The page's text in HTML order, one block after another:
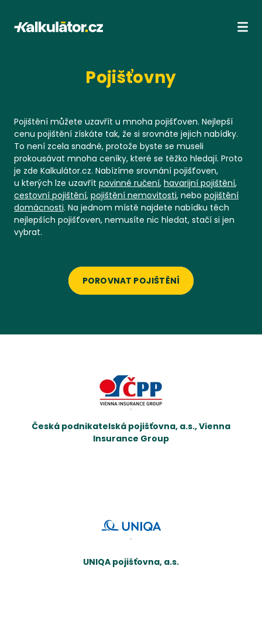
Kalkulátor.cz
Pojišťovny
Pojištění můžete uzavřít u mnoha pojišťoven. Nejlepší
cenu pojištění získáte tak, že si srovnáte jejich nabídky.
To není zcela snadné, protože byste se museli
prokousávat mnoha ceníky, které se těžko hledají. Proto
je zde Kalkulátor.cz. Nabízíme srovnání pojišťoven,
u kterých lze uzavřít povinné ručení, havarijní pojištění,
cestovní pojištění, pojištění nemovitosti, nebo pojištění
domácnosti. Na jednom místě najdete nabídku těch
nejlepších pojišťoven, nemusíte nic hledat, stačí si jen
vybrat.
POROVNAT POJIŠTĚNÍ
Česká podnikatelská pojišťovna, a.s., Vienna
Insurance Group
UNIQA pojišťovna, a.s.